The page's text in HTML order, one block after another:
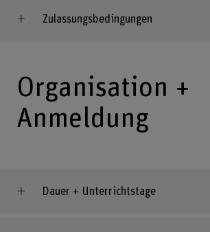
Zulassungsbedingungen
Organisation +
Anmeldung
Dauer + Unterrichtstage